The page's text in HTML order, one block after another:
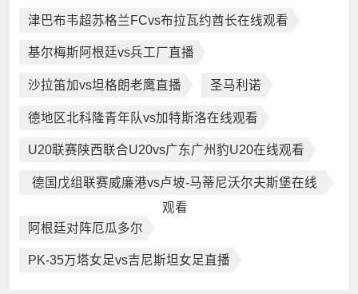
津巴布韦超苏格兰FCvs布拉瓦约酋长在线观看
基尔梅斯阿根廷vs兵工厂直播
沙拉笛加vs坦格朗老鹰直播 圣马利诺
德地区北科隆青年队vs加特斯洛在线观看
U20联赛陕西联合U20vs广东广州豹U20在线观看
德国戊组联赛威廉港vs卢坡-马蒂尼沃尔夫斯堡在线
观看
阿根廷对阵厄瓜多尔
PK-35万塔女足vs吉尼斯坦女足直播